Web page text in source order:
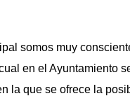
somos muy
en el Ayuntamiento
la que se ofrece la